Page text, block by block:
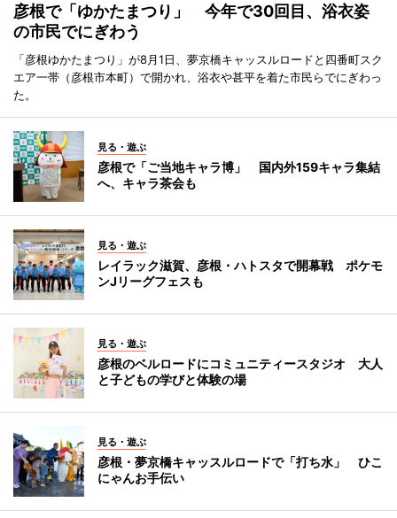
彦根で「ゆかたまつり」 今年で30回目、浴衣姿
の市民でにぎわう
「彦根ゆかたまつり」が8月1日、夢京橋キャッスルロードと四番町スク
エア一帯（彦根市本町）で開かれ、浴衣や甚平を着た市民らでにぎわっ
た。
見る・遊ぶ
彦根で「ご当地キャラ博」 国内外159キャラ集結
へ、キャラ茶会も
見る・遊ぶ
レイラック滋賀、彦根・ハトスタで開幕戦 ポケモ
ンJリーグフェスも
見る・遊ぶ
彦根のベルロードにコミュニティースタジオ 大人
と子どもの学びと体験の場
見る・遊ぶ
彦根・夢京橋キャッスルロードで「打ち水」 ひこ
にゃんお手伝い